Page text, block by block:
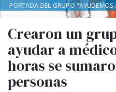
Crearon un
ayudar a
horas se
personas
PORTADA DEL GRUPO